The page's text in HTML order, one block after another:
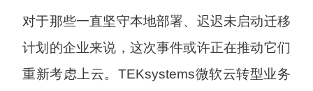
对于那些一直坚守本地部署、迟迟未启动迁移
计划的企业来说，这次事件或许正在推动它们
重新考虑上云。TEKsystems微软云转型业务